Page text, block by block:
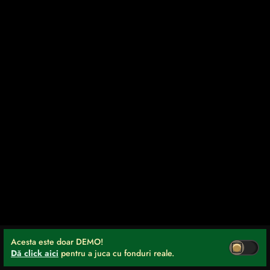
Acesta este doar DEMO!
Dă click aici pentru a juca cu fonduri reale.